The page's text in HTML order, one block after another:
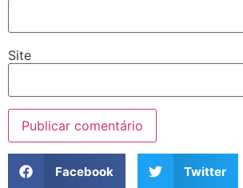
Site
Facebook Twitter